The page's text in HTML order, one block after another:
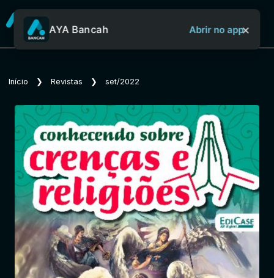
Sobre o Aya Bancah
Início
Revistas
Jornais
Notícias
AYA Bancah Abrir no app×
Início ❯ Revistas ❯ set/2022